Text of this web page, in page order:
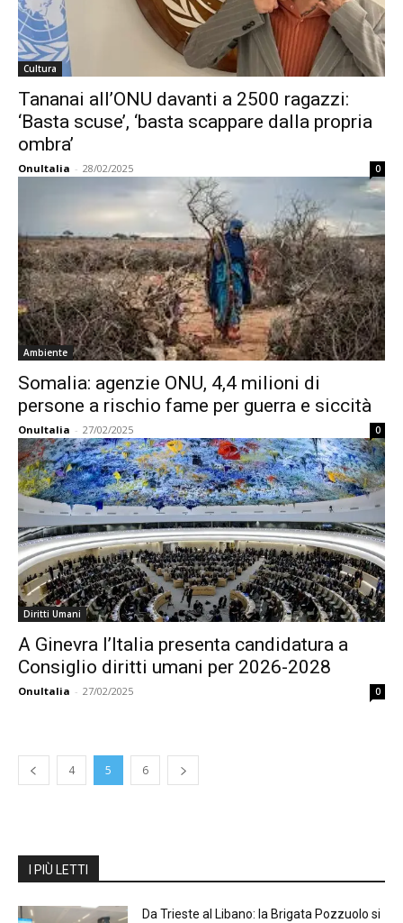
Cultura
Tananai all’ONU davanti a 2500 ragazzi:
‘Basta scuse’, ‘basta scappare dalla propria
ombra’
OnuItalia - 28/02/2025 0
Ambiente
Somalia: agenzie ONU, 4,4 milioni di
persone a rischio fame per guerra e siccità
OnuItalia - 27/02/2025 0
Diritti Umani
A Ginevra l’Italia presenta candidatura a
Consiglio diritti umani per 2026-2028
OnuItalia - 27/02/2025 0
4 5 6
I PIÙ LETTI
Da Trieste al Libano: la Brigata Pozzuolo si